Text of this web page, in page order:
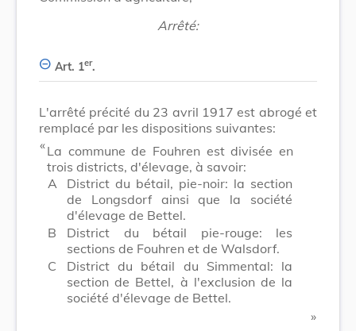
Arrêté:
Art. 1er.
L'arrêté précité du 23 avril 1917 est abrogé et
remplacé par les dispositions suivantes:
​ «La commune de Fouhren est divisée en
trois districts, d'élevage, à savoir:
A
District du bétail, pie-noir: la section
de Longsdorf ainsi que la société
d'élevage de Bettel.
B
District du bétail pie-rouge: les
sections de Fouhren et de Walsdorf.
C
District du bétail du Simmental: la
section de Bettel, à l'exclusion de la
société d'élevage de Bettel.
​ »